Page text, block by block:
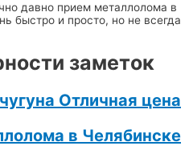
давно прием металлолома в
быстро и просто, но не всегда
заметок
Отличная цена
в Челябинске